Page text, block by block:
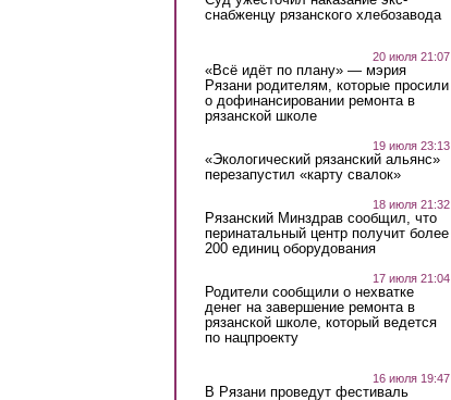
снабженцу рязанского хлебозавода
20 июля 21:07
«Всё идёт по плану» — мэрия
Рязани родителям, которые просили
о дофинансировании ремонта в
рязанской школе
19 июля 23:13
«Экологический рязанский альянс»
перезапустил «карту свалок»
18 июля 21:32
Рязанский Минздрав сообщил, что
перинатальный центр получит более
200 единиц оборудования
17 июля 21:04
Родители сообщили о нехватке
денег на завершение ремонта в
рязанской школе, который ведется
по нацпроекту
16 июля 19:47
В Рязани проведут фестиваль